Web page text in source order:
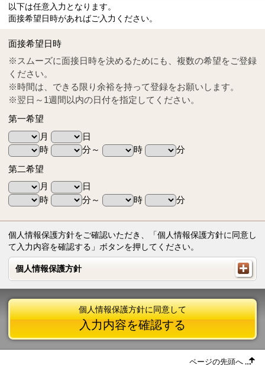
Tel
0570-55-0314
以下は任意入力となります。
面接希望日時があればご入力ください。
面接希望日時
※スムーズに面接日時を決めるためにも、複数の希望をご登録
ください。
※時間は、できる限り余裕を持って登録をお願いします。
※翌日～1週間以内の日付を指定してください。
第一希望
月
日
時
分～ 時
分
第二希望
月
日
時
分～ 時 分
個人情報保護方針をご確認いただき、「個人情報保護方針に同意し
て入力内容を確認する」ボタンを押してください。
個人情報保護方針
個人情報保護方針
個人情報保護方針に同意して
入力内容を確認する
ページの先頭へ